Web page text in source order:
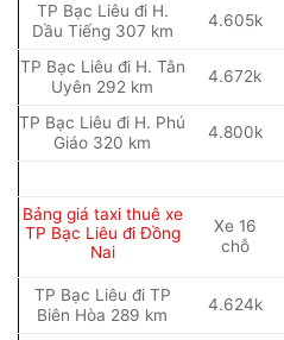
TP Bạc Liêu đi H.
Dầu Tiếng 307 km
4.605k
TP Bạc Liêu đi H. Tân
Uyên 292 km
4.672k
TP Bạc Liêu đi H. Phú
Giáo 320 km
4.800k
Bảng giá taxi thuê xe
TP Bạc Liêu đi Đồng
Nai
Xe 16
chỗ
TP Bạc Liêu đi TP
Biên Hòa 289 km
4.624k